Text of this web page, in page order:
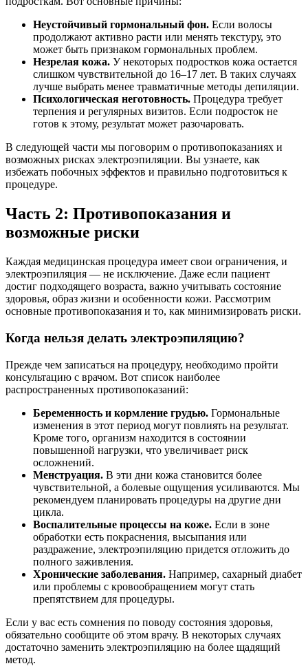
Неустойчивый гормональный фон. Если волосы
продолжают активно расти или менять текстуру, это
может быть признаком гормональных проблем.
Незрелая кожа. У некоторых подростков кожа остается
слишком чувствительной до 16–17 лет. В таких случаях
лучше выбрать менее травматичные методы депиляции.
Психологическая неготовность. Процедура требует
терпения и регулярных визитов. Если подросток не
готов к этому, результат может разочаровать.
В следующей части мы поговорим о противопоказаниях и
возможных рисках электроэпиляции. Вы узнаете, как
избежать побочных эффектов и правильно подготовиться к
процедуре.
Часть 2: Противопоказания и
возможные риски
Каждая медицинская процедура имеет свои ограничения, и
электроэпиляция — не исключение. Даже если пациент
достиг подходящего возраста, важно учитывать состояние
здоровья, образ жизни и особенности кожи. Рассмотрим
основные противопоказания и то, как минимизировать риски.
Когда нельзя делать электроэпиляцию?
Прежде чем записаться на процедуру, необходимо пройти
консультацию с врачом. Вот список наиболее
распространенных противопоказаний:
Беременность и кормление грудью. Гормональные
изменения в этот период могут повлиять на результат.
Кроме того, организм находится в состоянии
повышенной нагрузки, что увеличивает риск
осложнений.
Менструация. В эти дни кожа становится более
чувствительной, а болевые ощущения усиливаются. Мы
рекомендуем планировать процедуры на другие дни
цикла.
Воспалительные процессы на коже. Если в зоне
обработки есть покраснения, высыпания или
раздражение, электроэпиляцию придется отложить до
полного заживления.
Хронические заболевания. Например, сахарный диабет
или проблемы с кровообращением могут стать
препятствием для процедуры.
Если у вас есть сомнения по поводу состояния здоровья,
обязательно сообщите об этом врачу. В некоторых случаях
достаточно заменить электроэпиляцию на более щадящий
метод.